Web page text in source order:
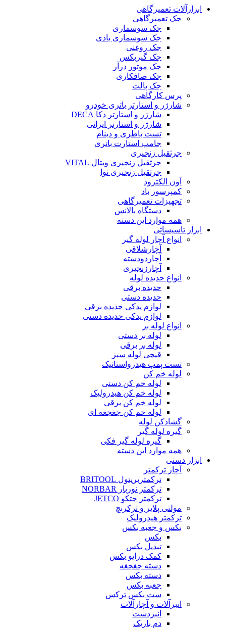
ابزارآلات تعمیرگاهی
جک تعمیرگاهی
جک سوسماری
جک سوسماری بادی
جک روغنی
جک گیربکس
جک موتور درآر
جک صافکاری
جک پالت
پرس کارگاهی
شارژر و استارتر باتری خودرو
شارژر و استارتر دکا DECA
شارژر و استارتر ایرانی
تست باطری و دینام
جامپ استارت باتری
جرثقیل زنجیری
جرثقیل زنجیری ویتال VITAL
جرثقیل زنجیری نوا
آون الکترود
کمپرسور باد
تجهیزات تعمیرگاهی
دستگاه بالانس
همه موارد این دسته
ابزار تاسیساتی
انواع آچار لوله گیر
آچارشلاقی
آچاردودسته
آچارزنجیری
انواع حدیده لوله
حدیده برقی
حدیده دستی
لوازم یدکی حدیده برقی
لوازم یدکی حدیده دستی
انواع لوله بر
لوله بر دستی
لوله بر برقی
قیچی لوله سبز
تست پمپ هیدرواستاتیک
لوله خم کن
لوله خم کن دستی
لوله خم کن هیدرولیک
لوله خم کن برقی
لوله خم کن جغجغه ای
گشادکن لوله
گیره لوله گیر
گیره لوله گیر فکی
همه موارد این دسته
ابزار دستی
آچار ترکمتر
ترکمتربریتول BRITOOL
ترکمتر نوربار NORBAR
ترکمتر جتکو JETCO
مولتی پلایر و ترکرنچ
ترکمتر هیدرولیک
بکس و جعبه بکس
بکس
تبدیل بکس
کمک درایو بکس
دسته جغجغه
دسته بکس
جعبه بکس
ست بکس ترکس
انبرآلات و آچارآلات
انبردست
دم باریک